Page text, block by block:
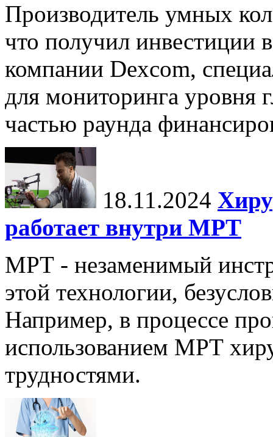
Производитель умных
что получил инвестиции
компании Dexcom,
для мониторинга уровня
частью раунда
18.11.2024
работает внутри МРТ
МРТ - незаменимый
этой технологии,
Например, в процессе
использованием МРТ
трудностями.